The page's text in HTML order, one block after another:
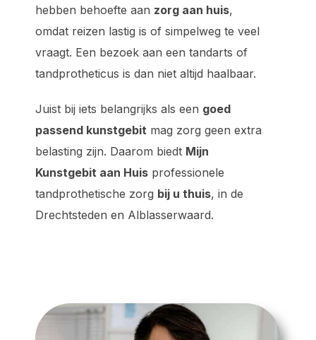
hebben behoefte aan zorg aan huis,
omdat reizen lastig is of simpelweg te veel
vraagt. Een bezoek aan een tandarts of
tandprotheticus is dan niet altijd haalbaar.
Juist bij iets belangrijks als een goed
passend kunstgebit mag zorg geen extra
belasting zijn. Daarom biedt Mijn
Kunstgebit aan Huis professionele
tandprothetische zorg bij u thuis, in de
Drechtsteden en Alblasserwaard.